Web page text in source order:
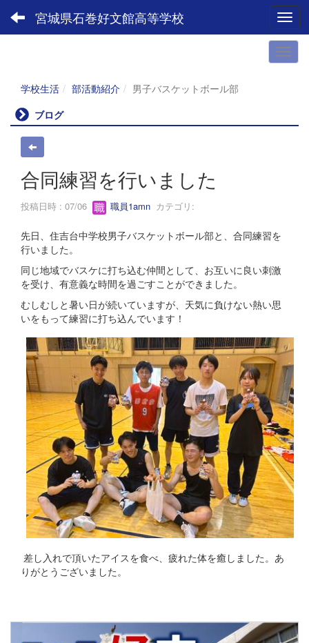
宮城県石巻好文館高等学校
学校生活 部活動紹介
男子バスケットボール部
ブログ
合同練習を行いました
投稿日時 : 07/06 職員1amn カテゴリ:
先日、住吉台中学校男子バスケットボール部と、合同練習を
行いました。
同じ地域でバスケに打ち込む仲間として、お互いに良い刺激
を受け、有意義な時間を過ごすことができました。
むしむしと暑い日が続いていますが、天気に負けない熱い思
いをもって練習に打ち込んでいます！
差し入れで頂いたアイスを食べ、疲れた体を癒しました。あ
りがとうございました。